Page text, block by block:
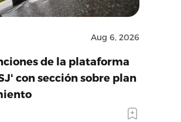
Aug 6, 2026
de la plataforma
con sección sobre plan